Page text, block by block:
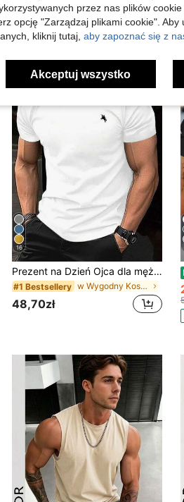
28,08zł
52,94zł
najniższa cena
4-5 dni roboczych
16
Prezent na Dzień Ojca dla mężczyzn, casualowy uniwersalny T-shirt na co dzień i do pracy z prostym nadrukiem, krótki rękaw, wiosna/lato, prezent dla niego
#1 Bestsellery w Wygodny Koszulki męskie
48,70zł
przez nas plików
opcję "Zarządzaj plikami cookie". Aby
kliknij tutaj, aby zapoznać się z
Akceptuj wszystko